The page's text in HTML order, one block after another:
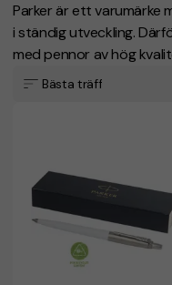
Parker är ett varumärke
i ständig utveckling.
med pennor av hög
Bästa träff